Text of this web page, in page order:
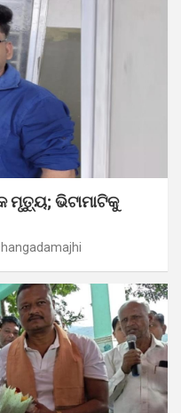
ମୃତ୍ୟୁ; ଭିଟାମାଟିକୁ